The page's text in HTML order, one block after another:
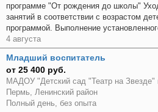
программе "От рождения до школы"
занятий в соответствии с возрастом
программой. Выполнение
4 августа
Младший воспитатель
от 25 400 руб.
МАДОУ "Детский сад "Театр на Звезде"
Пермь, Ленинский район
Полный день, без опыта